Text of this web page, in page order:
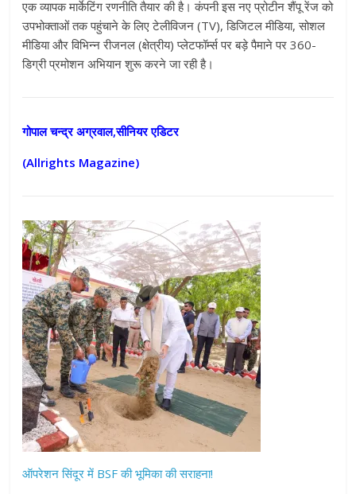
एक व्यापक मार्केटिंग रणनीति तैयार की है। कंपनी इस नए प्रोटीन शैंपू रेंज को
उपभोक्ताओं तक पहुंचाने के लिए टेलीविजन (TV), डिजिटल मीडिया, सोशल
मीडिया और विभिन्न रीजनल (क्षेत्रीय) प्लेटफॉर्म्स पर बड़े पैमाने पर 360-
डिग्री प्रमोशन अभियान शुरू करने जा रही है।
गोपाल चन्द्र अग्रवाल,सीनियर एडिटर
(Allrights Magazine)
ऑपरेशन सिंदूर में BSF की भूमिका की सराहना!